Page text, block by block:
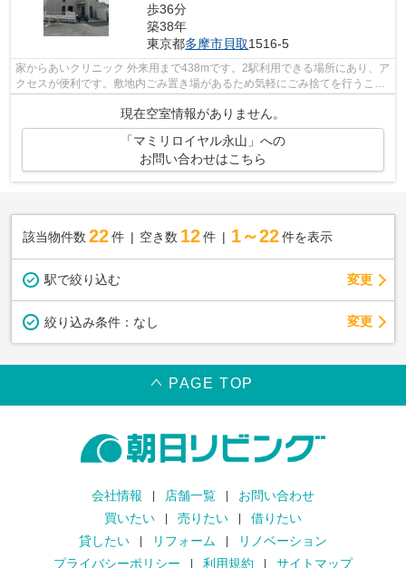
歩36分
築38年
東京都多摩市貝取1516‐5
家からあいクリニック 外来用まで438mです。2駅利用できる場所にあり、ア
クセスが便利です。敷地内ごみ置き場があるため気軽にごみ捨てを行うこと
ができ、ゴミの多い時も安心です。こ...
現在空室情報がありません。
「マミリロイヤル永山」への
お問い合わせはこちら
該当物件数 22件 空き数 12 件 1～22 件を表示
駅で絞り込む 変更
絞り込み条件： なし 変更
PAGE TOP
会社情報 店舗一覧
お問い合わせ
買いたい
売りたい
借りたい
貸したい
リフォーム
リノベーション
プライバシーポリシー
利用規約 サイトマップ